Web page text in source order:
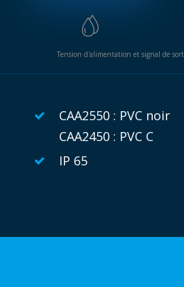
Tension d'alimentation et signal de
CAA2550 : PVC noir
CAA2450 : PVC C
IP 65